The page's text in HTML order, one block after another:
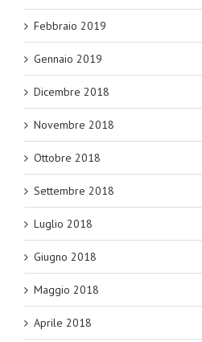
Febbraio 2019
Gennaio 2019
Dicembre 2018
Novembre 2018
Ottobre 2018
Settembre 2018
Luglio 2018
Giugno 2018
Maggio 2018
Aprile 2018